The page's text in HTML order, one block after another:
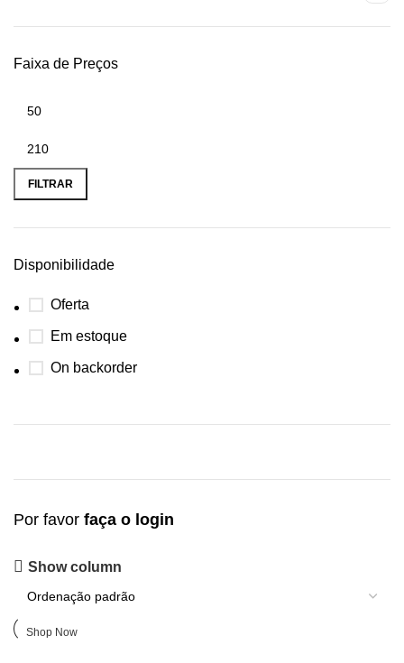
Faixa de Preços
FILTRAR
Disponibilidade
Oferta
Em estoque
On backorder
Por favor faça o login
Upholstered chair
Shop Now
Show column